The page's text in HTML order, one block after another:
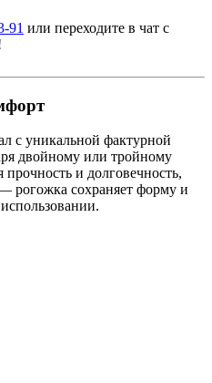
91 или переходите в чат с
с уникальной фактурной
двойному или тройному
и долговечность,
рогожка сохраняет форму и